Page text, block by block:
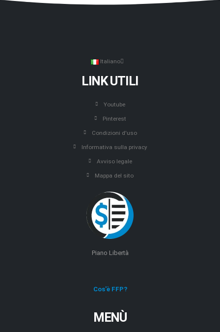
Italiano
LINK UTILI
Youtube
Pinterest
Condizioni d'uso
Informativa sulla privacy
Avviso legale
Mappa del sito
Piano Libertà
Cos'è FFP?
MENÙ